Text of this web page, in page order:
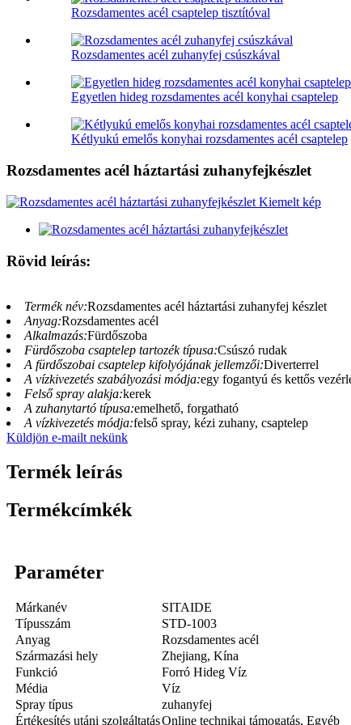
Rozsdamentes acél csaptelep tisztítóval
Rozsdamentes acél zuhanyfej csúszkával
Egyetlen hideg rozsdamentes acél konyhai csaptelep
Kétlyukú emelős konyhai rozsdamentes acél csaptelep
Rozsdamentes acél háztartási zuhanyfejkészlet
Rövid leírás:
Termék név:Rozsdamentes acél háztartási zuhanyfej készlet
Anyag:Rozsdamentes acél
Alkalmazás:Fürdőszoba
Fürdőszoba csaptelep tartozék típusa:Csúszó rudak
A fürdőszobai csaptelep kifolyójának jellemzői:Diverterrel
A vízkivezetés szabályozási módja:egy fogantyú és kettős
Felső spray alakja:kerek
A zuhanytartó típusa:emelhető, forgatható
A vízkivezetés módja:felső spray, kézi zuhany, csaptelep
Küldjön e-mailt nekünk
Termék leírás
Termékcímkék
Paraméter
Márkanév
SITAIDE
Típusszám
STD-1003
Anyag
Rozsdamentes acél
Származási hely
Zhejiang, Kína
Funkció
Forró Hideg Víz
Média
Víz
Spray típus
zuhanyfej
Értékesítés utáni szolgáltatásOnline technikai támogatás, Egyéb